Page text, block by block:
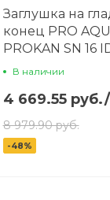
Заглушка на
конец PRO
PROKAN SN 16
В наличии
4 669.55 руб./
8 979.90 руб.
-48%